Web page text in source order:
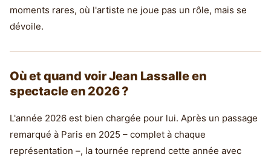
moments rares, où l'artiste ne joue pas un rôle, mais se
dévoile.
Où et quand voir Jean Lassalle en
spectacle en 2026 ?
L'année 2026 est bien chargée pour lui. Après un passage
remarqué à Paris en 2025 – complet à chaque
représentation –, la tournée reprend cette année avec